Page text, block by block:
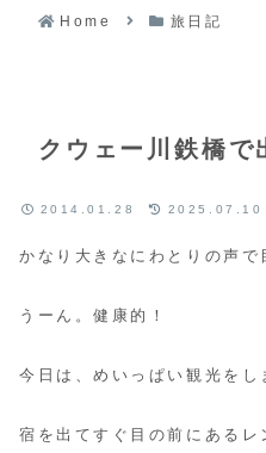
Home 旅日記
クウェー川鉄橋で
2014.01.28 2025.07.10
かなり大きなにわとりの声で
うーん。健康的！
今日は、めいっぱい観光をし
宿を出てすぐ目の前にある